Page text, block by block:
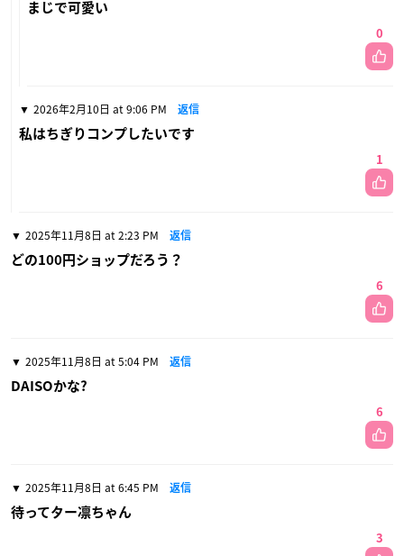
まじで可愛い
0
2026年2月10日 at 9:06 PM 返信
私はちぎりコンプしたいです
1
2025年11月8日 at 2:23 PM 返信
どの100円ショップだろう？
6
2025年11月8日 at 5:04 PM 返信
DAISOかな?
6
2025年11月8日 at 6:45 PM 返信
待ってター凛ちゃん
3